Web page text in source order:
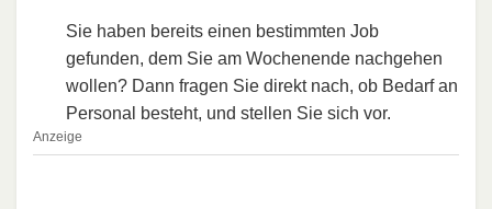
Sie haben bereits einen bestimmten Job
gefunden, dem Sie am Wochenende nachgehen
wollen? Dann fragen Sie direkt nach, ob Bedarf an
Personal besteht, und stellen Sie sich vor.
Anzeige